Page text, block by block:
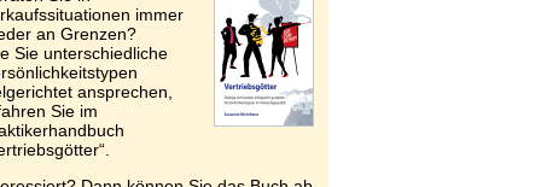
immer
an Grenzen?
Sie unterschiedliche
ansprechen,
Sie im